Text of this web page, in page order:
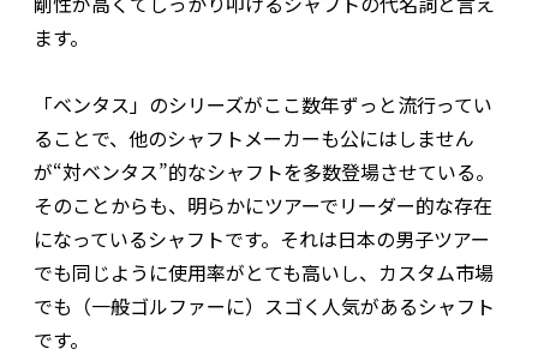
ます。
「ベンタス」のシリーズがここ数年ずっと流行ってい
ることで、他のシャフトメーカーも公にはしません
が“対ベンタス”的なシャフトを多数登場させている。
そのことからも、明らかにツアーでリーダー的な存在
になっているシャフトです。それは日本の男子ツアー
でも同じように使用率がとても高いし、カスタム市場
でも（一般ゴルファーに）スゴく人気があるシャフト
です。